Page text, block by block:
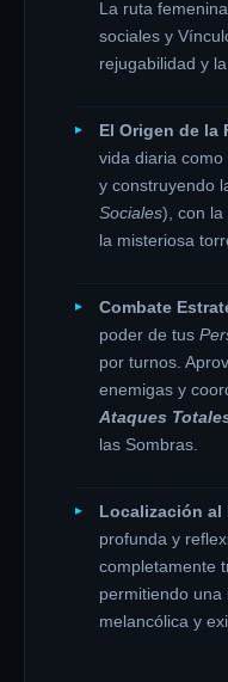
La ruta
sociales y
rejugabilidad y
El Origen de la
vida diaria
y construyendo
Sociales), con la
la misteriosa
Combate
poder de tus
por turnos.
enemigas y
Ataques
las Sombras.
Localización al
profunda y
completamente
permitiendo una
melancólica y